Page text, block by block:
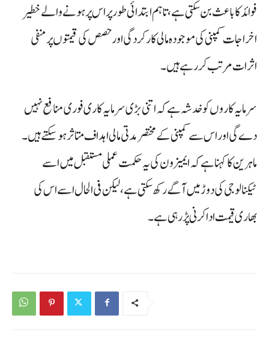
فوائد کا باعث بن سکتی ہے، تاہم ابتدائی طور پر اس پر ہونے والے خطیر
اخراجات کمپنی کی موجودہ مالی کارکردگی اور حصص کی قیمتوں پر منفی
اثرات مرتب کر رہے ہیں۔
سرمایہ کاروں کو خدشہ ہے کہ اتنی بڑی سرمایہ کاری فوری منافع نہیں
دے گی اور اس سے کمپنی کے مختصر مدتی مالی اہداف متاثر ہو سکتے ہیں۔
ماہرین کا کہنا ہے کہ ایمیزون کی یہ حکمت عملی مستقبل میں اسے
ٹیکنالوجی کی دوڑ میں آگے رکھ سکتی ہے، لیکن فی الحال اسے اس کی
بھاری قیمت ادا کرنی پڑ رہی ہے۔